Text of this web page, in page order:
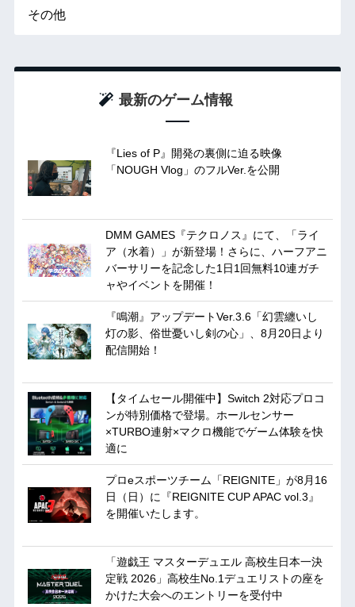
その他
最新のゲーム情報
『Lies of P』開発の裏側に迫る映像
「NOUGH Vlog」のフルVer.を公開
DMM GAMES『テクロノス』にて、「ライ
ア（水着）」が新登場！さらに、ハーフアニ
バーサリーを記念した1日1回無料10連ガチ
ャやイベントを開催！
『鳴潮』アップデートVer.3.6「幻雲纏いし
灯の影、俗世憂いし剣の心」、8月20日より
配信開始！
【タイムセール開催中】Switch 2対応プロコ
ンが特別価格で登場。ホールセンサー
×TURBO連射×マクロ機能でゲーム体験を快
適に
プロeスポーツチーム「REIGNITE」が8月16
日（日）に『REIGNITE CUP APAC vol.3』
を開催いたします。
「遊戯王 マスターデュエル 高校生日本一決
定戦 2026」高校生No.1デュエリストの座を
かけた大会へのエントリーを受付中